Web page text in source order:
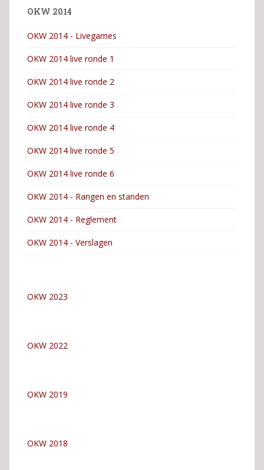
OKW 2014
OKW 2014 - Livegames
OKW 2014 live ronde 1
OKW 2014 live ronde 2
OKW 2014 live ronde 3
OKW 2014 live ronde 4
OKW 2014 live ronde 5
OKW 2014 live ronde 6
OKW 2014 - Rangen en standen
OKW 2014 - Reglement
OKW 2014 - Verslagen
OKW 2023
OKW 2022
OKW 2019
OKW 2018